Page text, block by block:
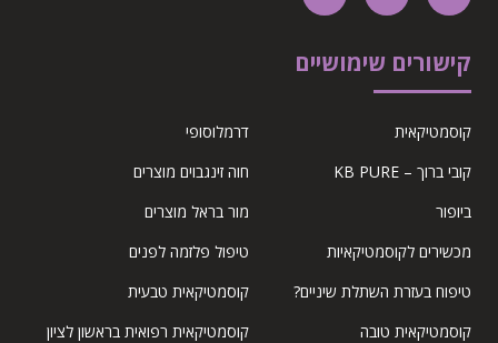
קישורים שימושיים
קוסמטיקאית
דרמלוסופי
קובי ברוך – KB PURE
חוה זינגבוים מוצרים
ביופור
מור בראל מוצרים
מכשירים לקוסמטיקאיות
טיפול פלזמה לפנים
טיפוח בעזרת השתלת שיניים?
קוסמטיקאית טבעית
קוסמטיקאית טובה
קוסמטיקאית רפואית בראשון לציון